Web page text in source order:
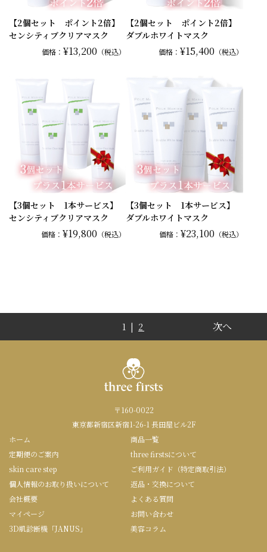
【2個セット ポイント2倍】
センシティブクリアマスク
価格：¥13,200 （税込）
【2個セット ポイント2倍】
ダブルホワイトマスク
価格： ¥15,400 （税込）
【3個セット 1本サービス】
センシティブクリアマスク
価格：¥19,800 （税込）
【3個セット 1本サービス】
ダブルホワイトマスク
価格： ¥23,100 （税込）
1 | 2 次へ
〒160-0022
東京都新宿区新宿1-26-1 長田屋ビル2F
ホーム
商品一覧
定期便のご案内
three firstsについて
skin care step
ご利用ガイド（特定商取引法）
個人情報のお取り扱いについて
返品・交換について
会社概要
よくある質問
マイページ
お問い合わせ
3D肌診断機「JANUS」
美容コラム